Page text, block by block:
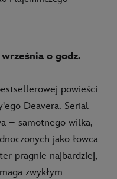
o godz.
powieści
Deavera. Serial
– samotnego wilka,
jako łowca
pragnie najbardziej,
zwykłym